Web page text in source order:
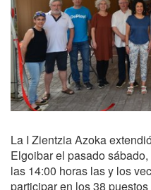
La I Zientzia Azoka
Elgoibar el pasado
las 14:00 horas las y los
participar en los 38